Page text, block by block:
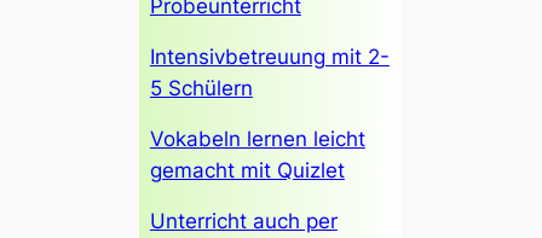
Probeunterricht
Intensivbetreuung mit 2-
5 Schülern
Vokabeln lernen leicht
gemacht mit Quizlet
Unterricht auch per